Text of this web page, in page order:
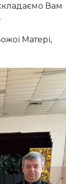
Вам
Матері,